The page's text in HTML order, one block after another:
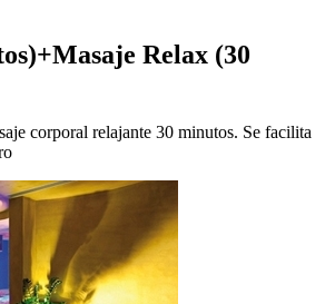
Relax (30
corporal relajante 30 minutos. Se facilita